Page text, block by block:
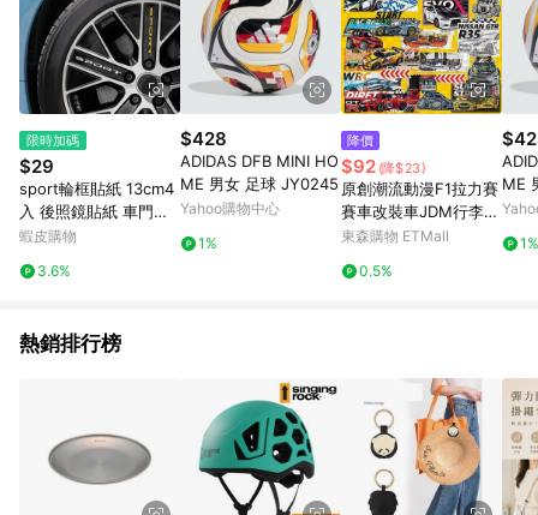
限時加碼
$29
sport輪框貼紙 13cm4
入 後照鏡貼紙 車門把
手貼 汽車貼紙 輪圈貼
0409】普特汽車精品
蝦皮購物
3.6%
$428
ADIDAS DFB MINI HO
ME 男女 足球 JY0245
Yahoo購物中心
1%
降價
$92 (降$23)
原創潮流動漫F1拉力賽
賽車改裝車JDM行李箱
貼紙筆記本電腦平板汽
痕玻璃門裝飾貼畫防水
東森購物 ETMall
0.5%
ME
1%
熱銷排行榜